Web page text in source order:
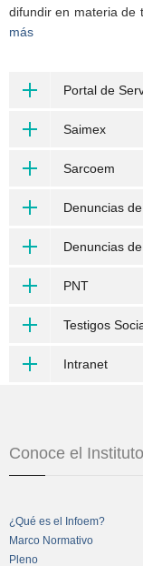
difundir en materia de
más
Portal de
Saimex
Sarcoem
Denuncias
Denuncias
PNT
Testigos
Intranet
Conoce el Instituto
¿Qué es el Infoem?
Marco Normativo
Pleno